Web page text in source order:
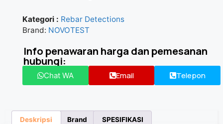
Kategori : Rebar Detections
Brand: NOVOTEST
Info penawaran harga dan pemesanan
hubungi:
Chat WA Email Telepon
Deskripsi Brand SPESIFIKASI